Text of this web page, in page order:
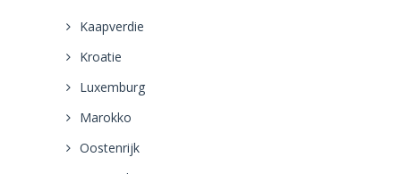
Kaapverdie
Kroatie
Luxemburg
Marokko
Oostenrijk